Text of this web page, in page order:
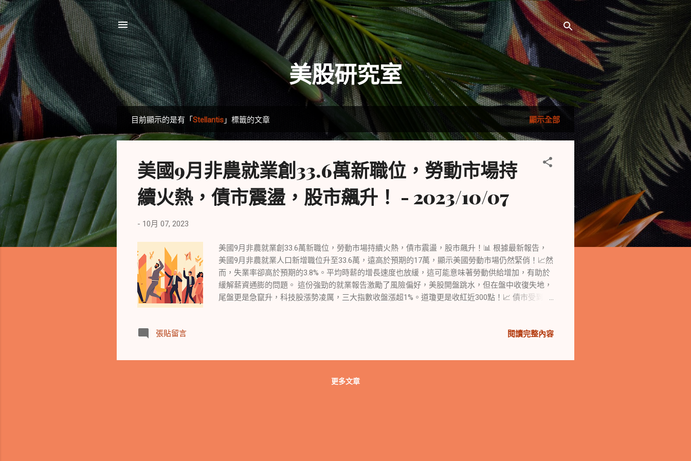
跳到主要內容
美股研究室
表
目前顯示的是有「 Stellantis 」標籤的文章 顯示全部
美國9月非農就業創33.6萬新職位，勞動市場持
續火熱，債市震盪，股市飆升！ - 2023/10/07
- 10月 07, 2023
美國9月非農就業創33.6萬新職位，勞動市場持續火熱，債市震盪，股市飆升！📊 根據最新報告，
美國9月非農就業人口新增職位升至33.6萬，遠高於預期的17萬，顯示美國勞動市場仍然緊俏！📈然
而，失業率卻高於預期的3.8%。平均時薪的增長速度也放緩，這可能意味著勞動供給增加，有助於
緩解薪資通膨的問題。 這份強勁的就業報告激勵了風險偏好，美股開盤跳水，但在盤中收復失地，
尾盤更是急竄升，科技股漲勢凌厲，三大指數收盤漲超1%。道瓊更是收紅近300點！📈 債市受到影
就業數據遠強於預期，但失業率高於預期，薪資增長放緩，這可能意味著美聯儲不會急於加息。另
解。 行業消息 此外，全美汽車工人聯合會 (UAW) 向通用、福特和Stellantis發動罷工的談判出現曙
點。 股市表現 在這一切的影響下，美股經歷了盤中的大幅波動，但最終以V型反轉收盤。納斯達克
張貼留言 閱讀完整內容
更多文章